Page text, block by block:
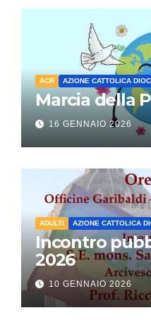
ACR AZIONE CATTOLICA
Marcia della
16 GENNAIO 2026
ADULTI AZIONE CATTOLICA
Incontro
2026
10 GENNAIO 2026